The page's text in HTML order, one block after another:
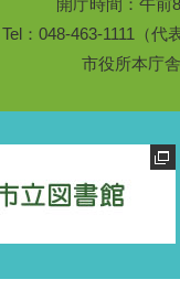
開庁時間：午前
Tel：048-463-1111（
市役所本庁